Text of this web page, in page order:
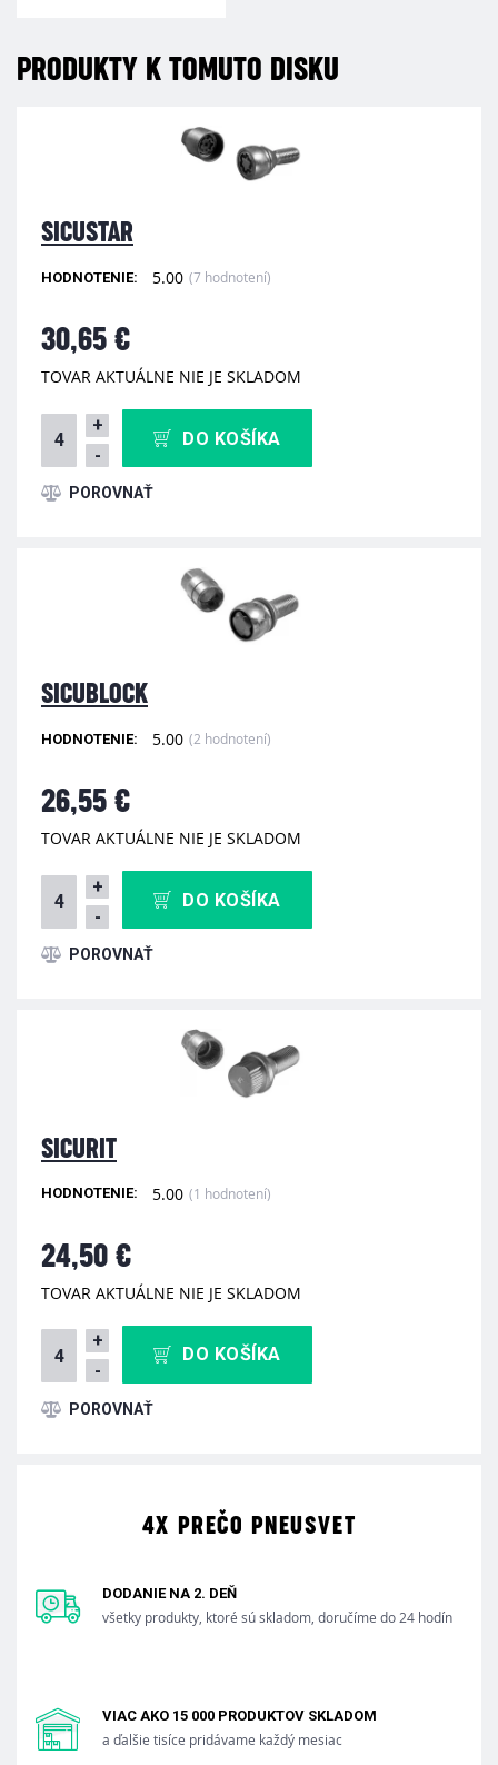
PRODUKTY K TOMUTO DISKU
SICUSTAR
HODNOTENIE: 5.00 (7 hodnotení)
30,65 €
TOVAR AKTUÁLNE NIE JE SKLADOM
+
-
DO KOŠÍKA
SICUBLOCK
HODNOTENIE: 5.00 (2 hodnotení)
26,55 €
TOVAR AKTUÁLNE NIE JE SKLADOM
+
-
DO KOŠÍKA
SICURIT
HODNOTENIE: 5.00 (1 hodnotení)
24,50 €
TOVAR AKTUÁLNE NIE JE SKLADOM
+
-
DO KOŠÍKA
4X PREČO PNEUSVET
DODANIE NA 2. DEŇ
všetky produkty, ktoré sú skladom, doručíme do 24 hodín
VIAC AKO 15 000 PRODUKTOV SKLADOM
a ďalšie tisíce pridávame každý mesiac